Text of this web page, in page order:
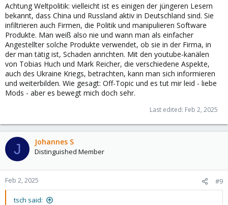
Achtung Weltpolitik: vielleicht ist es einigen der jüngeren Lesern
bekannt, dass China und Russland aktiv in Deutschland sind. Sie
infiltrieren auch Firmen, die Politik und manipulieren Software
Produkte. Man weiß also nie und wann man als einfacher
Angestellter solche Produkte verwendet, ob sie in der Firma, in
der man tätig ist, Schaden anrichten. Mit den youtube-kanälen
von Tobias Huch und Mark Reicher, die verschiedene Aspekte,
auch des Ukraine Kriegs, betrachten, kann man sich informieren
und weiterbilden. Wie gesagt: Off-Topic und es tut mir leid - liebe
Mods - aber es bewegt mich doch sehr.
Last edited: Feb 2, 2025
J Johannes S
Distinguished Member
Feb 2, 2025 #9
tsch said: